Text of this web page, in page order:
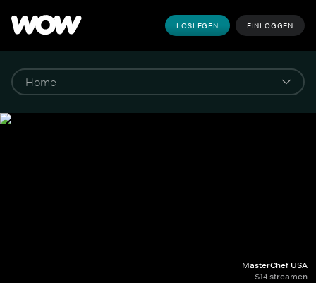
LOSLEGEN EINLOGGEN
MasterChef USA
S14 streamen